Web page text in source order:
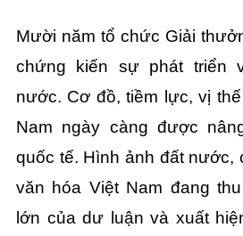
Mười năm tổ chức Giải
chứng kiến sự phát triển
nước. Cơ đồ, tiềm lực, vị
Nam ngày càng được
quốc tế. Hình ảnh đất nước,
văn hóa Việt Nam đang
lớn của dư luận và xuất